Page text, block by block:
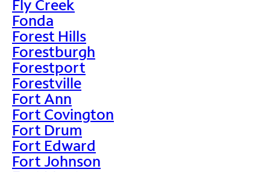
Fly Creek
Fonda
Forest Hills
Forestburgh
Forestport
Forestville
Fort Ann
Fort Covington
Fort Drum
Fort Edward
Fort Johnson